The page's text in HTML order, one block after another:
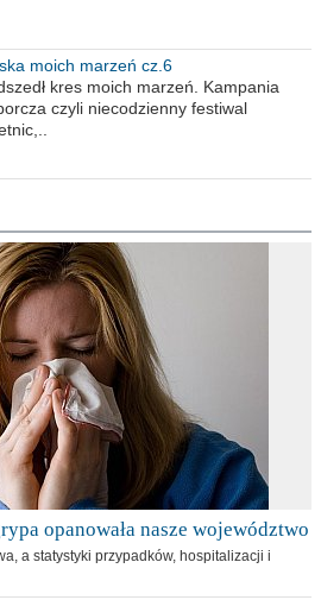
moich marzeń cz.6
kres moich marzeń. Kampania
czyli niecodzienny festiwal
opanowała nasze województwo
a statystyki przypadków, hospitalizacji i